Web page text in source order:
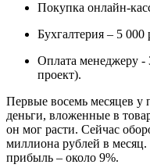
Покупка онлайн-
Бухгалтерия – 5 000
Оплата менеджеру -
проект).
Первые восемь месяцев
деньги, вложенные в
он мог расти. Сейчас
миллиона рублей в
прибыль – около 9%.